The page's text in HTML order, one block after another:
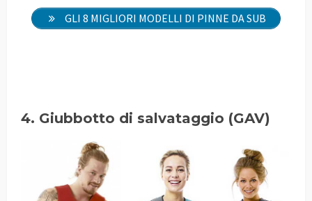
GLI 8 MIGLIORI MODELLI DI PINNE DA SUB
4. Giubbotto di salvataggio (GAV)